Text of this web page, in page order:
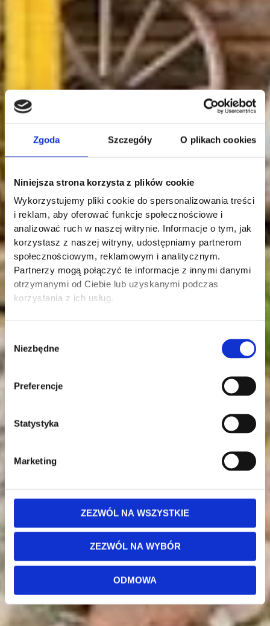
Zgoda Szczegóły O plikach cookies
Niniejsza strona korzysta z plików cookie
Wykorzystujemy pliki cookie do spersonalizowania treści
i reklam, aby oferować funkcje społecznościowe i
analizować ruch w naszej witrynie. Informacje o tym, jak
korzystasz z naszej witryny, udostępniamy partnerom
społecznościowym, reklamowym i analitycznym.
Partnerzy mogą połączyć te informacje z innymi danymi
otrzymanymi od Ciebie lub uzyskanymi podczas
korzystania z ich usług.
zgody
Niezbędne
Preferencje
Statystyka
Marketing
ZEZWÓL NA WSZYSTKIE
ZEZWÓL NA WYBÓR
ODMOWA